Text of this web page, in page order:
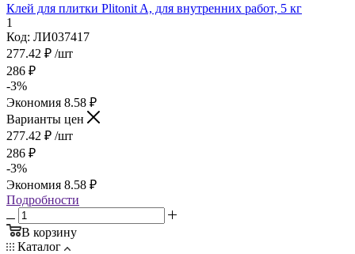
Клей для плитки Plitonit A, для внутренних работ, 5 кг
1
Код: ЛИ037417
277.42 ₽ /шт
286 ₽
-3%
Экономия 8.58 ₽
Варианты цен
277.42 ₽ /шт
286 ₽
-3%
Экономия 8.58 ₽
Подробности
В корзину
Каталог